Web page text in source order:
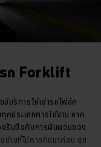
รถ Forklift
บริการให้เช่ารถโฟล์ค
ประเภทการใช้งาน หาก
รับมือกับการผันผวนของ
างที่ไม่คาดคิดมาก่อน ยุง